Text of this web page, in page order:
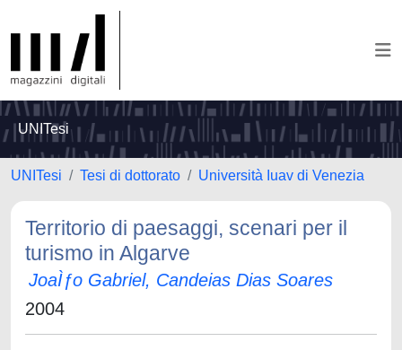
UNITesi
UNITesi Tesi di dottorato Università Iuav di Venezia
Territorio di paesaggi, scenari per il
turismo in Algarve
JoaÌƒo Gabriel, Candeias Dias Soares
2004